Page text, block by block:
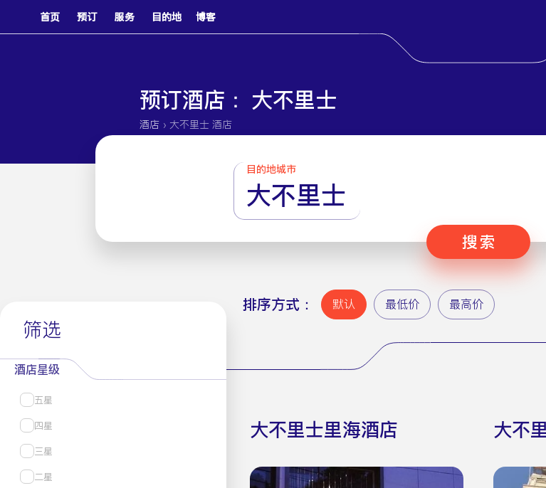
首页 预订 服务 目的地 博客
预订酒店： 大不里士
酒店 › 大不里士 酒店
目的地城市
大不里士
搜索
排序方式： 默认 最低价 最高价
筛选
酒店星级
五星
四星
三星
二星
大不里士里海酒店 大不